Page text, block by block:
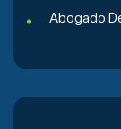
Abogado